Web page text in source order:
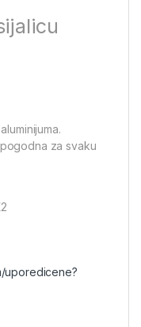
za svaku
uporedicene?